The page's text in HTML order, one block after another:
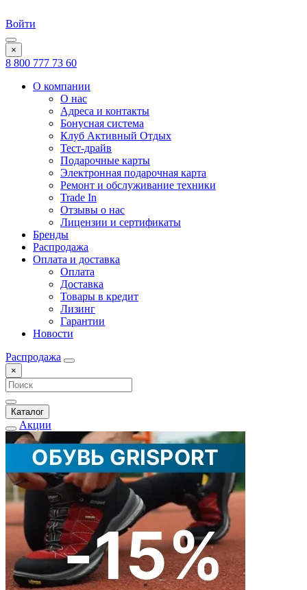
Войти
×
8 800 777 73 60
О компании
О нас
Адреса и контакты
Бонусная система
Клуб Активный Отдых
Тест-драйв
Подарочные карты
Электронная подарочная карта
Ремонт и обслуживание техники
Trade In
Отзывы о нас
Лицензии и сертификаты
Бренды
Распродажа
Оплата и доставка
Оплата
Доставка
Товары в кредит
Лизинг
Гарантии
Новости
Распродажа
×
Каталог
Акции